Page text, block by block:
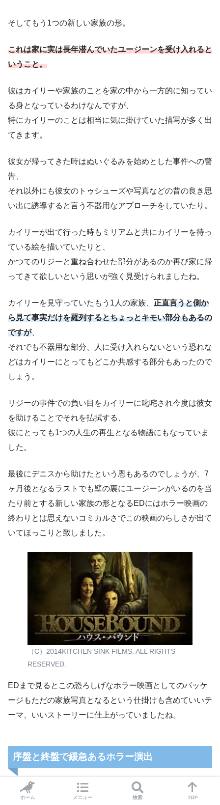
そしてもう1つの新しい家族の形。
これは家に実は長年潜んでいたユージーンを受け入れると
いうこと。
彼はカイリーや家族のことを家の中から一方的に知ってい
る身となっているわけなんですが、
特にカイリーのことは相当に気に掛けていた描写が多く出
てきます。
彼女が帰ってきた時はぬいぐるみを始めとした事件への警
告、
それ以外にも彼女のトゥシューズや写真などの昔の良き思
い出に誘導すると言う不器用なアプローチをしていたり。
カイリーが出て行った時もミリアムと共にカイリーを待っ
ている絵を描いていたりと、
かつてのリジーと重ね合わせた部分があるのか再び家に帰
ってきて欲しいという思いが強く見受けられましたね。
カイリーを見守っていたもう1人の家族、 正直言うと側か
ら見て事実だけを羅列するとちょっとキモい部分もあるの
ですが、
それでも不器用な部分、人に受け入れらないという恐れな
どはカイリーにとってもどこか共感する部分もあったので
しょう。
リジーの事件での負い目をカイリーに叱咤され今度は彼女
を助けることでそれを払拭する、
彼にとっても1つの人生の再生となる物語にもなっていま
した。
最後にデニスから助けたという恩もあるのでしょうが、7
ヶ月後となるラストでも壁の裏にユージーンがいるのを当
たり前とする新しい家族の形となるEDにはホラー映画の
終わりとは思えないコミカルさでこの映画のらしさが出て
いてほっこりと致しました。
（C）2014KITCHEN SINK FILMS. ALL RIGHTS
RESERVED.
EDまで見るとこの恐ろしげなホラー映画としてのパッケ
ージもただの家族写真となるという仕掛けも含めていいテ
ーマ、いいストーリーに仕上がっていましたね。
序盤と終盤で緩急あるホラー演出
ホーム メニュー 検索 TOP